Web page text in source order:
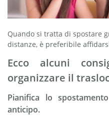
Quando si tratta di spostare
distanze, è preferibile
Ecco alcuni
organizzare il
Pianifica lo
anticipo.